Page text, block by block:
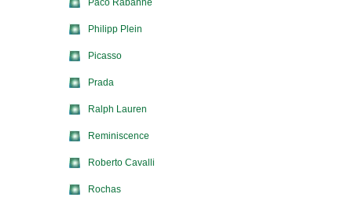
Paco Rabanne
Philipp Plein
Picasso
Prada
Ralph Lauren
Reminiscence
Roberto Cavalli
Rochas